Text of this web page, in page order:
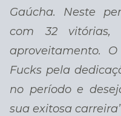
Gaúcha. Neste
com 32 vitórias,
aproveitamento.
Fucks pela
no período e
sua exitosa